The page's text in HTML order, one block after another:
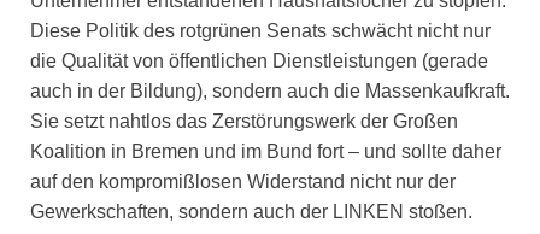
Diese Politik des rotgrünen Senats schwächt nicht nur
die Qualität von öffentlichen Dienstleistungen (gerade
auch in der Bildung), sondern auch die Massenkaufkraft.
Sie setzt nahtlos das Zerstörungswerk der Großen
Koalition in Bremen und im Bund fort – und sollte daher
auf den kompromißlosen Widerstand nicht nur der
Gewerkschaften, sondern auch der LINKEN stoßen.